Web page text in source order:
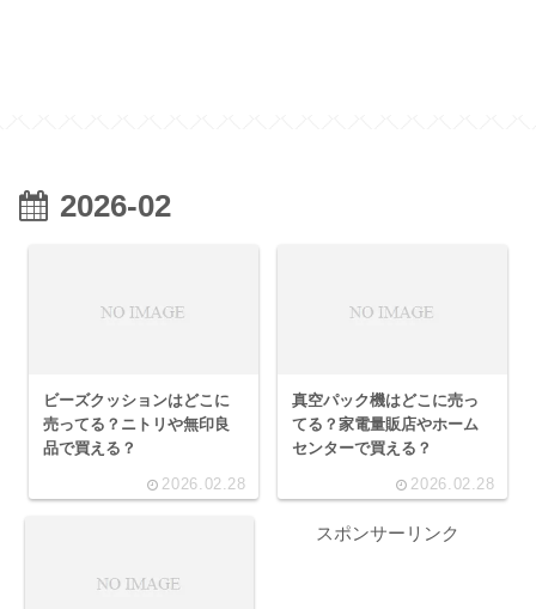
2026-02
ビーズクッションはどこに
売ってる？ニトリや無印良
品で買える？
2026.02.28
真空パック機はどこに売っ
てる？家電量販店やホーム
センターで買える？
2026.02.28
スポンサーリンク